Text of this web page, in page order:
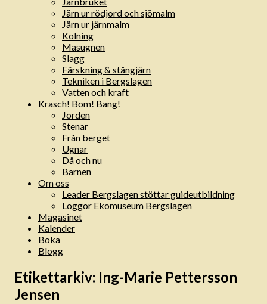
Järn ur rödjord och sjömalm
Järn ur järnmalm
Kolning
Masugnen
Slagg
Färskning & stångjärn
Tekniken i Bergslagen
Vatten och kraft
Krasch! Bom! Bang!
Jorden
Stenar
Från berget
Ugnar
Då och nu
Barnen
Om oss
Leader Bergslagen stöttar guideutbildning
Loggor Ekomuseum Bergslagen
Magasinet
Kalender
Boka
Blogg
Etikettarkiv: Ing-Marie Pettersson
Jensen